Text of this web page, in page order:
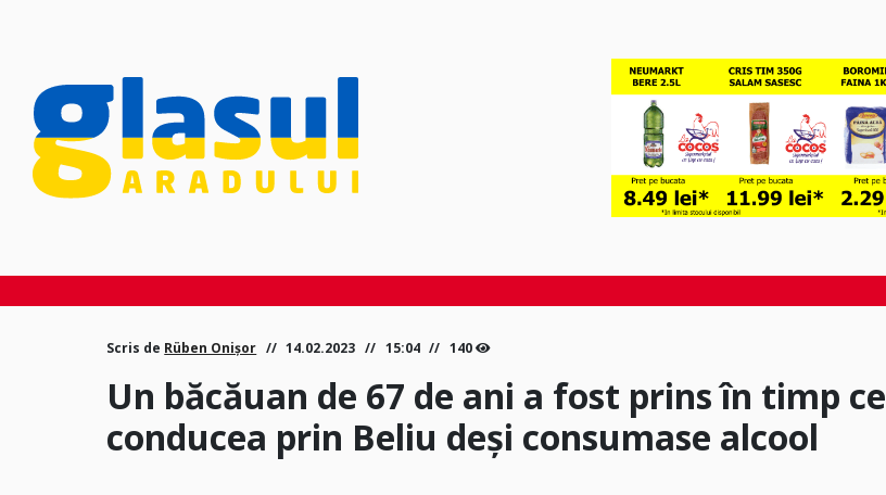
Scris de Rüben Onișor 14.02.2023 15:04 140
Un băcăuan de 67 de ani a fost prins în timp ce
conducea prin Beliu deși consumase alcool